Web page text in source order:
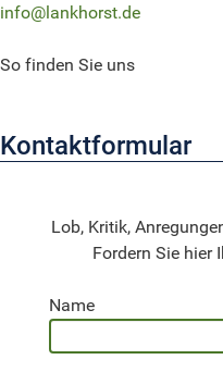
info@lankhorst.de
So finden Sie uns
Kontaktformular
Lob, Kritik,
Fordern Sie hier
Name